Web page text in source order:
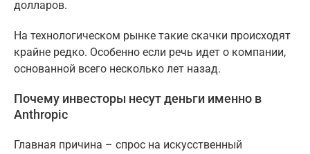
долларов.
На технологическом рынке такие скачки происходят
крайне редко. Особенно если речь идет о компании,
основанной всего несколько лет назад.
Почему инвесторы несут деньги именно в
Anthropic
Главная причина – спрос на искусственный